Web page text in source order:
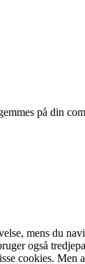
på din
mens du
også
cookies.